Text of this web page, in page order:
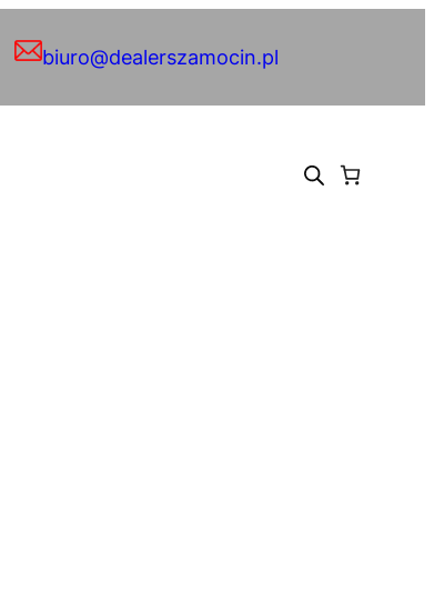
biuro@dealerszamocin.pl